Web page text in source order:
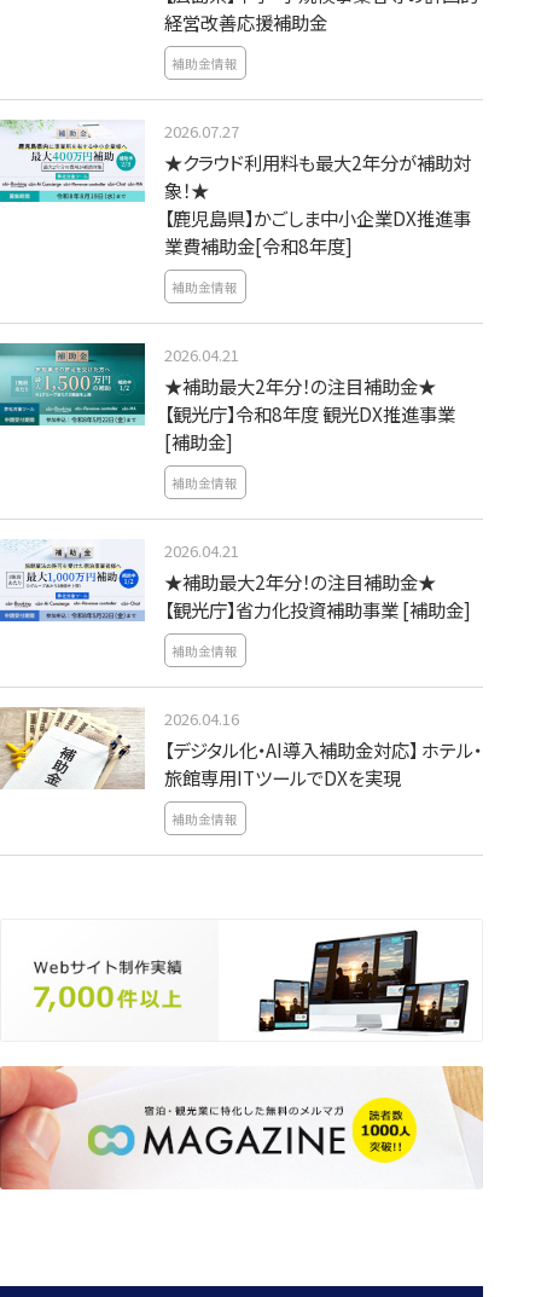
経営改善応援補助金
補助金情報
2026.07.27
★クラウド利用料も最大2年分が補助対
象！★
【鹿児島県】かごしま中小企業DX推進事
業費補助金[令和8年度]
補助金情報
2026.04.21
★補助最大2年分！の注目補助金★
【観光庁】令和8年度 観光DX推進事業
[補助金]
補助金情報
2026.04.21
★補助最大2年分！の注目補助金★
【観光庁】省力化投資補助事業 [補助金]
補助金情報
2026.04.16
【デジタル化・AI導入補助金対応】 ホテル・
旅館専用ITツールでDXを実現
補助金情報